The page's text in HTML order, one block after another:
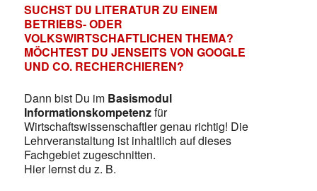
SUCHST DU LITERATUR ZU EINEM
BETRIEBS- ODER
VOLKSWIRTSCHAFTLICHEN THEMA?
MÖCHTEST DU JENSEITS VON GOOGLE
UND CO. RECHERCHIEREN?
Dann bist Du im Basismodul
Informationskompetenzfür
Wirtschaftswissenschaftler genau richtig! Die
Lehrveranstaltung ist inhaltlich auf dieses
Fachgebiet zugeschnitten.
Hier lernst du z. B.